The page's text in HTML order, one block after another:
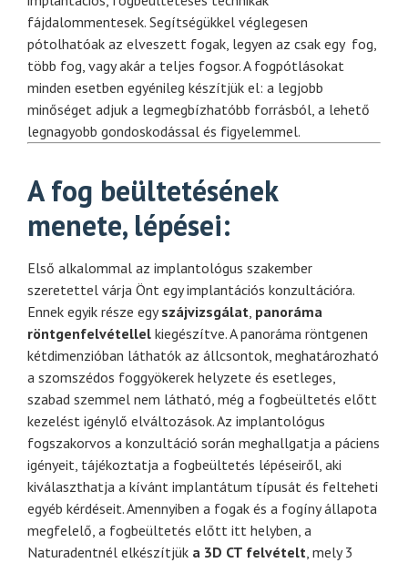
fájdalommentesek. Segítségükkel véglegesen
pótolhatóak az elveszett fogak, legyen az csak egy fog,
több fog, vagy akár a teljes fogsor.A fogpótlásokat
minden esetben egyénileg készítjük el: a legjobb
minőséget adjuk a legmegbízhatóbb forrásból, a lehető
legnagyobb gondoskodással és figyelemmel.
A fog beültetésének
menete, lépései:
Első alkalommal az implantológus szakember
szeretettel várja Önt egy implantációs konzultációra.
Ennek egyik része egyszájvizsgálat panoráma
röntgenfelvétellel kiegészítve. A panoráma röntgenen
kétdimenzióban láthatók az állcsontok, meghatározható
a szomszédos foggyökerek helyzete és esetleges,
szabad szemmel nem látható, még a fogbeültetés előtt
kezelést igénylő elváltozások.Az implantológus
fogszakorvos a konzultáció során meghallgatja a páciens
igényeit, tájékoztatja a fogbeültetés lépéseiről, aki
kiválaszthatja a kívánt implantátum típusát és felteheti
egyéb kérdéseit.Amennyiben a fogak és a fogíny állapota
megfelelő, a fogbeültetés előtt itt helyben, a
Naturadentnél elkészítjük a 3D CT felvételt , mely 3